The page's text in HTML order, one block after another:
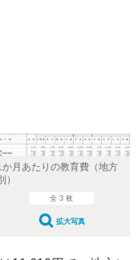
か月あたりの教育費（地方
）
全 3 枚
拡大写真